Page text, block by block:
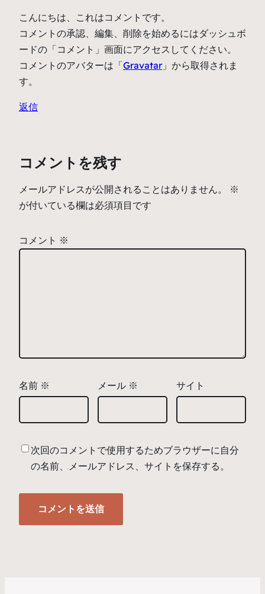
こんにちは、これはコメントです。
コメントの承認、編集、削除を始めるにはダッシュボ
ードの「コメント」画面にアクセスしてください。
コメントのアバターは「Gravatar」から取得されま
す。
返信
コメントを残す
メールアドレスが公開されることはありません。
※
が付いている欄は必須項目です
コメント ※
名前 ※ メール ※ サイト
次回のコメントで使用するためブラウザーに自分
の名前、メールアドレス、サイトを保存する。